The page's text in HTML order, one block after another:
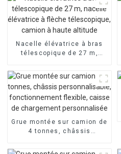
Nacelle élévatrice à bras
télescopique de 27 m,
télescopique, camion à
haute altitude
Grue montée sur camion de
4 tonnes, châssis
fonctionnement flexible,